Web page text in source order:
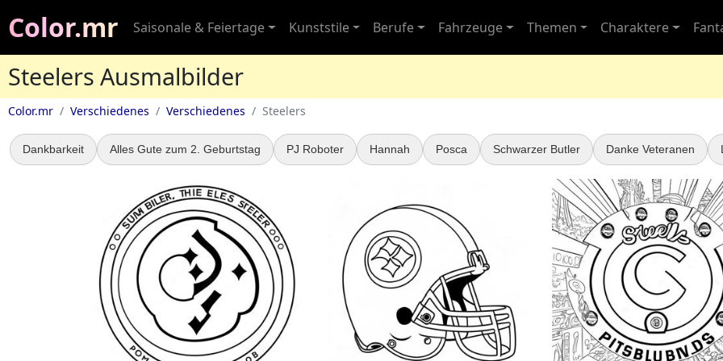
Color.mr Saisonale & Feiertage Kunststile Berufe Fahrzeuge Themen Charaktere
Steelers Ausmalbilder
Color.mr Verschiedenes Verschiedenes Steelers
Dankbarkeit Alles Gute zum 2. Geburtstag PJ Roboter Hannah Posca Schwarzer Butler Danke Veteranen